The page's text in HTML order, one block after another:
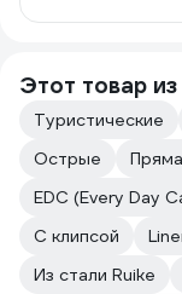
Этот товар
Туристические
Острые
EDC (Every Day
C клипсой
Из стали Ruike